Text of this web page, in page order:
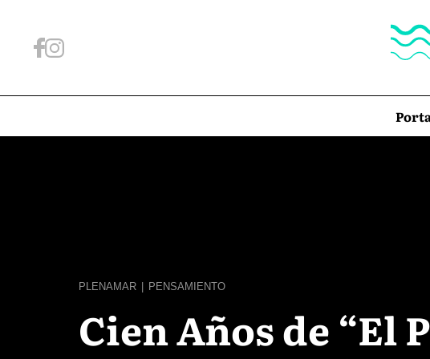
PLENAMAR PENSAMIENTO
Cien Años de “El